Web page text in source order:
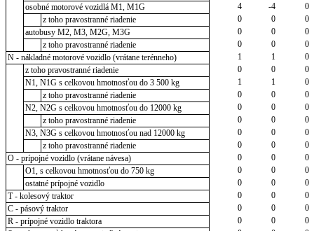
osobné motorové vozidlá M1, M1G
4 -4
0
z toho pravostranné riadenie
0 0
0
autobusy M2, M3, M2G, M3G
0 0
0
z toho pravostranné riadenie
0 0
0
N - nákladné motorové vozidlo (vrátane terénneho)
1 1
0
z toho pravostranné riadenie
0 0
0
N1, N1G s celkovou hmotnosťou do 3 500 kg
1 1
0
z toho pravostranné riadenie
0 0
0
N2, N2G s celkovou hmotnosťou do 12000 kg
0 0
0
z toho pravostranné riadenie
0 0
0
N3, N3G s celkovou hmotnosťou nad 12000 kg
0 0
0
z toho pravostranné riadenie
0 0
0
O - prípojné vozidlo (vrátane návesa)
0 0
0
O1, s celkovou hmotnosťou do 750 kg
0 0
0
ostatné prípojné vozidlo
0 0
0
T - kolesový traktor
0 0
0
C - pásový traktor
0 0
0
R - prípojné vozidlo traktora
0 0
0